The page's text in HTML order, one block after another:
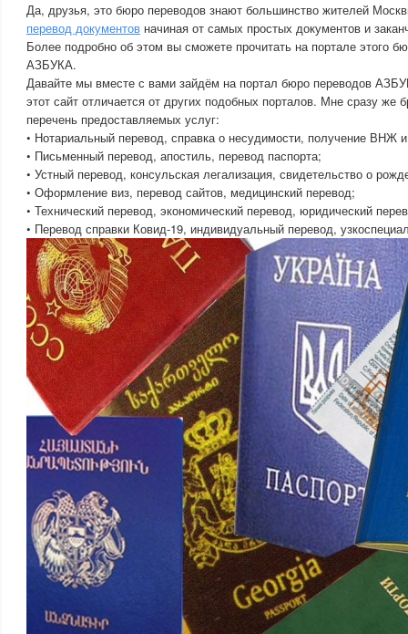
Да, друзья, это бюро переводов знают большинство жителей
перевод документов начиная от самых простых документов и
Более подробно об этом вы сможете прочитать на портале этого
АЗБУКА.
Давайте мы вместе с вами зайдём на портал бюро переводов
этот сайт отличается от других подобных порталов. Мне сразу же
перечень предоставляемых услуг:
• Нотариальный перевод, справка о несудимости, получение ВНЖ
• Письменный перевод, апостиль, перевод паспорта;
• Устный перевод, консульская легализация, свидетельство о
• Оформление виз, перевод сайтов, медицинский перевод;
• Технический перевод, экономический перевод, юридический
• Перевод справки Ковид-19, индивидуальный перевод,